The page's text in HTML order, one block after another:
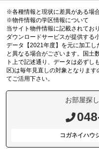
※各種情報と現状に差異がある場
※物件情報の学区情報について
当サイト物件情報に記載されてお
ダウンロードサービスが提供する
データ【2021年度】を元に加工
と異なる場合がございます。国土
ト上で記述通り、データは必ずし
区)は毎年見直しの対象となりま
てご活用下さい。
お部屋探
コガネイハウ